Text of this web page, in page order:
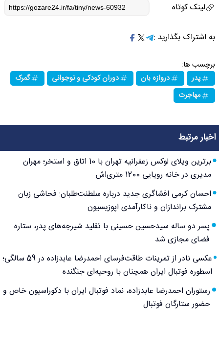
لینک کوتاه
به اشتراک بگذارید :
برچسب ها:
پدر دروازه بان دوران کودکی و نوجوانی
گمرک
مهاجرت
اخبار مرتبط
برترین ویلای لوکس زعفرانیه تهران با 10 اتاق و استخر؛ مهران
مدیری در خانه رویایی 1200 متری‌اش
احسان کرمی افشاگری جدید درباره سلطنت‌طلبان: فحاشی زبان
مشترک براندازان و ناکارآمدی اپوزیسیون
پسر دو ساله سیدحسین حسینی با تقلید شیرجه‌های پدر، ستاره
فضای مجازی شد
عکسی نادر از تمرینات طاقت‌فرسای احمدرضا عابدزاده در 59 سالگی؛
اسطوره فوتبال ایران همچنان با روحیه‌ای جنگنده
رستوران احمدرضا عابدزاده، نماد فوتبال ایران با دکوراسیون خاص و
حضور ستارگان فوتبال